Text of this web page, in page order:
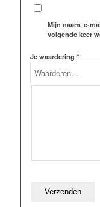
Mijn naam, e-
volgende keer
Je waardering *